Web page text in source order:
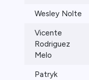
Wesley Nolte
Vicente
Rodriguez
Melo
Patryk